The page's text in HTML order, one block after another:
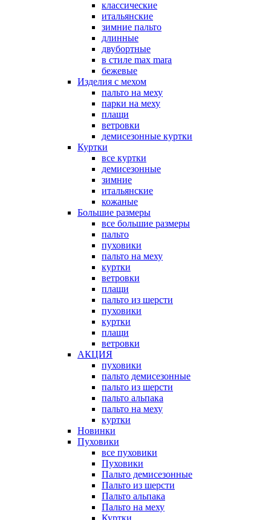
классические
итальянские
зимние пальто
длинные
двубортные
в стиле max mara
бежевые
Изделия с мехом
пальто на меху
парки на меху
плащи
ветровки
демисезонные куртки
Куртки
все куртки
демисезонные
зимние
итальянские
кожаные
Большие размеры
все большие размеры
пальто
пуховики
пальто на меху
куртки
ветровки
плащи
пальто из шерсти
пуховики
куртки
плащи
ветровки
АКЦИЯ
пуховики
пальто демисезонные
пальто из шерсти
пальто альпака
пальто на меху
куртки
Новинки
Пуховики
все пуховики
Пуховики
Пальто демисезонные
Пальто из шерсти
Пальто альпака
Пальто на меху
Куртки